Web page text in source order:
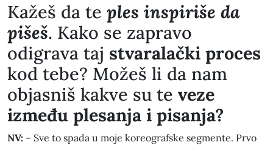
​Kažeš da te ples inspiriše da
pišeš. Kako se zapravo
odigrava taj stvaralački proces
kod tebe? Možeš li da nam
objasniš kakve su te veze
između plesanja i pisanja?
NV: – Sve to spada u moje koreografske segmente. Prvo